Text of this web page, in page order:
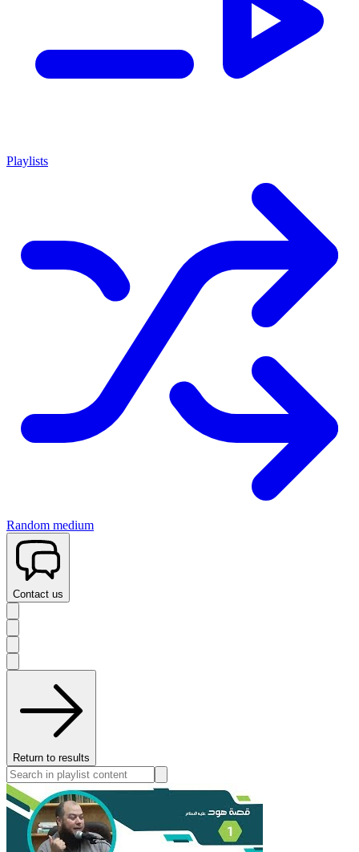
Playlists
Random medium
Contact us
Return to results